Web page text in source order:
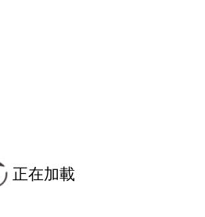
正在加載